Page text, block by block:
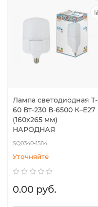
Лампа светодиодная T-
60 Вт-230 В-6500 К–E27
(160x265 мм)
НАРОДНАЯ
SQ0340-1584
Уточняйте
0.00 руб.